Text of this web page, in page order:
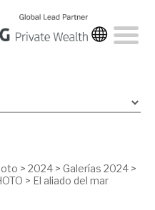
> 2024 > Galerías 2024 >
> El aliado del mar